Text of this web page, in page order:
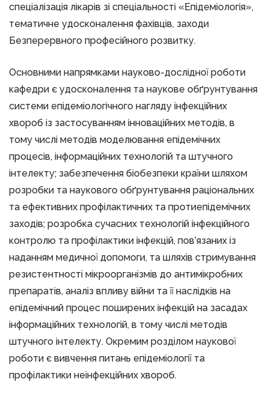
спеціалізація лікарів зі спеціальності «Епідеміологія»,
тематичне удосконалення фахівців, заходи
Безперервного професійного розвитку.
Основними напрямками науково-дослідної роботи
кафедри є удосконалення та наукове обґрунтування
системи епідеміологічного нагляду інфекційних
хвороб із застосуванням інноваційних методів, в
тому числі методів моделювання епідемічних
процесів, інформаційних технологій та штучного
інтелекту; забезпечення біобезпеки країни шляхом
розробки та наукового обґрунтування раціональних
та ефективних профілактичних та протиепідемічних
заходів; розробка сучасних технологій інфекційного
контролю та профілактики інфекцій, пов’язаних із
наданням медичної допомоги, та шляхів стримування
резистентності мікроорганізмів до антимікробних
препаратів, аналіз впливу війни та її наслідків на
епідемічний процес поширених інфекцій на засадах
інформаційних технологій, в тому числі методів
штучного інтелекту. Окремим розділом наукової
роботи є вивчення питань епідеміології та
профілактики неінфекційних хвороб.